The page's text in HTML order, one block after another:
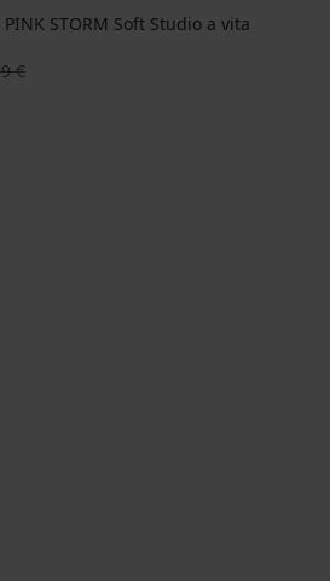
PINK STORM Soft Studio a vita
originale
€